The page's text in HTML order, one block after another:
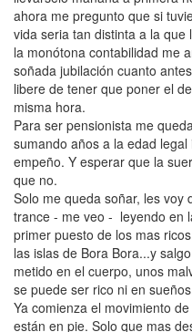
ahora me pregunto que si
vida seria tan distinta a la
la monótona contabilidad me
soñada jubilación cuanto
libere de tener que poner el
misma hora.
Para ser pensionista me
sumando años a la edad
empeño. Y esperar que la
que no.
Solo me queda soñar, les voy
trance - me veo - leyendo en
primer puesto de los mas
las islas de Bora Bora...y
metido en el cuerpo, unos
se puede ser rico ni en
Ya comienza el movimiento
están en pie. Solo que mas